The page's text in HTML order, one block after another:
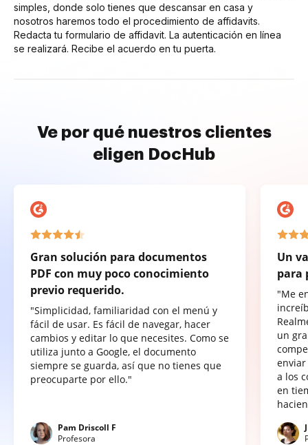
simples, donde solo tienes que descansar en casa y
nosotros haremos todo el procedimiento de affidavits.
Redacta tu formulario de affidavit. La autenticación en línea
se realizará. Recibe el acuerdo en tu puerta.
Ve por qué nuestros clientes
eligen DocHub
Gran solución para documentos
PDF con muy poco conocimiento
previo requerido.
"Simplicidad, familiaridad con el menú y
fácil de usar. Es fácil de navegar, hacer
cambios y editar lo que necesites. Como se
utiliza junto a Google, el documento
siempre se guarda, así que no tienes que
preocuparte por ello."
Pam Driscoll F
Profesora
Un
para
"Me
un
a los
en